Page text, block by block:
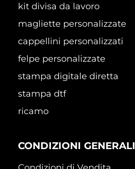
kit divisa da lavoro
magliette personalizzate
cappellini personalizzati
felpe personalizzate
stampa digitale diretta
stampa dtf
ricamo
CONDIZIONI GENERALI